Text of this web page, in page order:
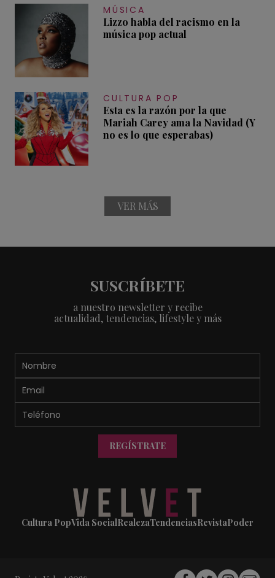
MÚSICA
Lizzo habla del racismo en la
música pop actual
CULTURA POP
Esta es la razón por la que
Mariah Carey ama la Navidad (Y
no es lo que esperabas)
VER MÁS
SUSCRÍBETE
a nuestro newsletter y recibe
actualidad, tendencias, lifestyle y más
REGÍSTRATE
Cultura PopVida SocialRealezaTendenciasRevistaPoder